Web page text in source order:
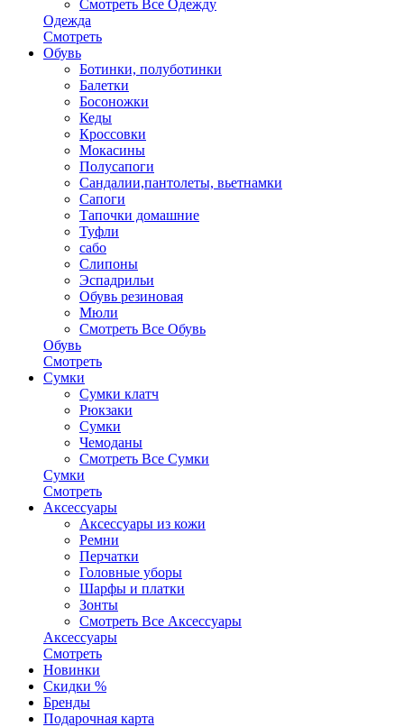
Смотреть Все Одежду
Одежда
Смотреть
Обувь
Ботинки, полуботинки
Балетки
Босоножки
Кеды
Кроссовки
Мокасины
Полусапоги
Сандалии,пантолеты, вьетнамки
Сапоги
Тапочки домашние
Туфли
сабо
Слипоны
Эспадрильи
Обувь резиновая
Мюли
Смотреть Все Обувь
Обувь
Смотреть
Сумки
Сумки клатч
Рюкзаки
Сумки
Чемоданы
Смотреть Все Сумки
Сумки
Смотреть
Аксессуары
Аксессуары из кожи
Ремни
Перчатки
Головные уборы
Шарфы и платки
Зонты
Смотреть Все Аксессуары
Аксессуары
Смотреть
Новинки
Скидки %
Бренды
Подарочная карта